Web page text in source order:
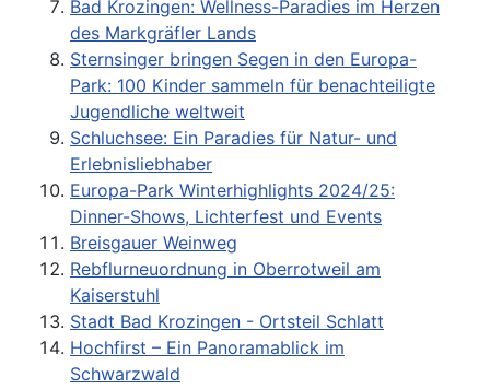
Bad Krozingen: Wellness-Paradies im Herzen
des Markgräfler Lands
Sternsinger bringen Segen in den Europa-
Park: 100 Kinder sammeln für benachteiligte
Jugendliche weltweit
Schluchsee: Ein Paradies für Natur- und
Erlebnisliebhaber
Europa-Park Winterhighlights 2024/25:
Dinner-Shows, Lichterfest und Events
Breisgauer Weinweg
Rebflurneuordnung in Oberrotweil am
Kaiserstuhl
Stadt Bad Krozingen - Ortsteil Schlatt
Hochfirst – Ein Panoramablick im
Schwarzwald